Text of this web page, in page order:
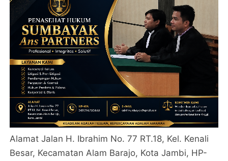
Alamat Jalan H. Ibrahim No. 77 RT.18, Kel. Kenali
Besar, Kecamatan Alam Barajo, Kota Jambi, HP-